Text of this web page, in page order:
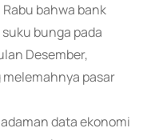
bahwa bank
bunga pada
Desember,
pasar
data ekonomi